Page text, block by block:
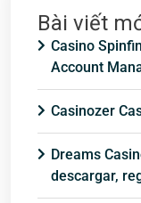
Bài viết
Casino
Account
Casinozer
Dreams
descargar,